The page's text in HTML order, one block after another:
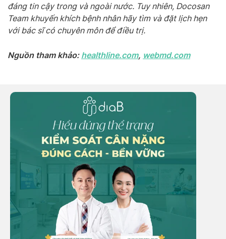
đáng tin cậy trong và ngoài nước. Tuy nhiên, Docosan
Team khuyến khích bệnh nhân hãy tìm và đặt lịch hẹn
với bác sĩ có chuyên môn để điều trị.
Nguồn tham khảo: healthline.com, webmd.com